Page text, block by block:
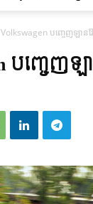
Volkswagen បញ្ចេញឡានវ៉
បញ្ចេញឡ